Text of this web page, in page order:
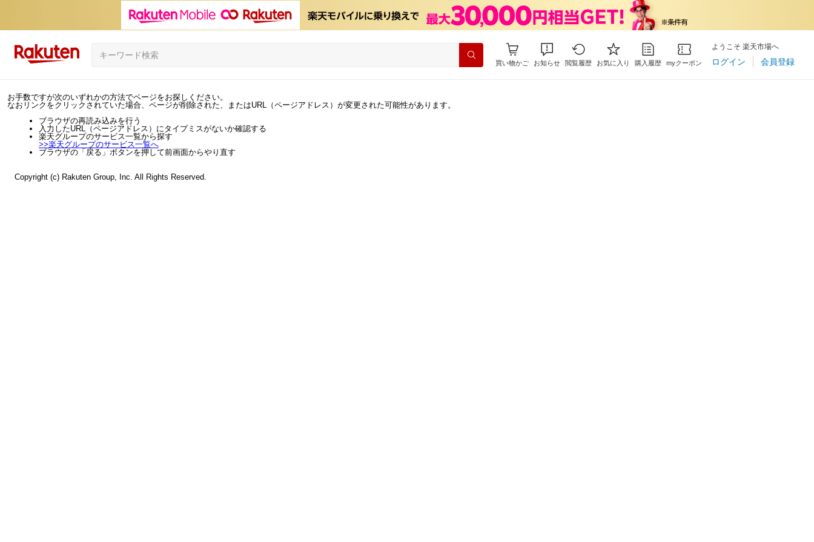
買い物かご お知らせ 閲覧履歴 お気に入り 購入履歴 myクーポン
ようこそ 楽天市場へ
ログイン 会員登録
お手数ですが次のいずれかの方法でページをお探しください。
なおリンクをクリックされていた場合、ページが削除された、またはURL（ページアドレス）が変更された可能性があります。
ブラウザの再読み込みを行う
入力したURL（ページアドレス）にタイプミスがないか確認する
楽天グループのサービス一覧から探す
>>楽天グループのサービス一覧へ
ブラウザの「戻る」ボタンを押して前画面からやり直す
Copyright (c) Rakuten Group, Inc. All Rights Reserved.